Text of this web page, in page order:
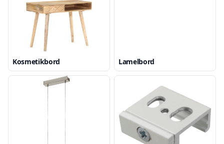
Kosmetikbord Lamelbord